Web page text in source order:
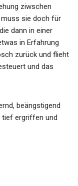
ziwschen
muss sie doch für
dann in einer
in Erfahrung
zurück und flieht
und das
beängstigend
ergriffen und